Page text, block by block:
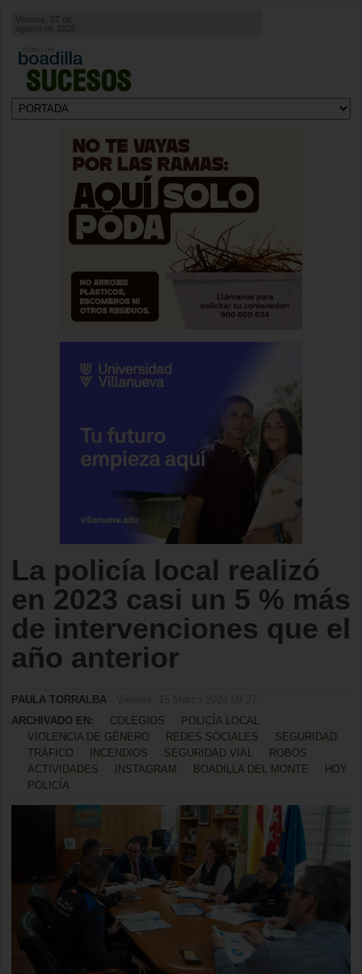
SUCESOS
agosto de 2026
La policía local realizó
en 2023 casi un 5 % más
de intervenciones que el
año anterior
PAULA TORRALBA
ARCHIVADO EN:
COLEGIOS
POLICÍA LOCAL
VIOLENCIA DE GÉNERO
REDES SOCIALES
SEGURIDAD
TRÁFICO
INCENDIOS SEGURIDAD VIAL
ROBOS
ACTIVIDADES
INSTAGRAM BOADILLA DEL MONTE
HOY
POLICÍA